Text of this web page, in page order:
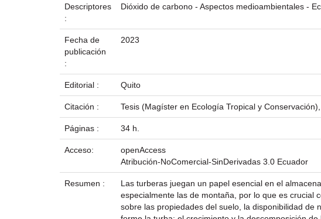
Descriptores
:
Dióxido de carbono - Aspectos medioambientales -
Fecha de
publicación
:
2023
Editorial : Quito
Citación : Tesis (Magíster en Ecología Tropical y
Páginas : 34 h.
Acceso:
openAccess
Atribución-NoComercial-SinDerivadas 3.0 Ecuador
Resumen :
Las turberas juegan un papel esencial en el
especialmente las de montaña, por lo que es crucial
sobre las propiedades del suelo, la disponibilidad de